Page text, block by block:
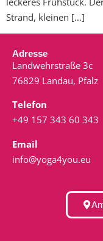
Strand, kleinen […]
Adresse
Landwehrstraße 3c
76829 Landau, Pfalz
Telefon
+49 157 343 60 343
Email
info@yoga4you.eu